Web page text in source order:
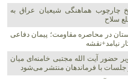
چارچوب هماهنگی شیعیان عراق به
سلاح
در محاصره مقاومت؛ پیمان دفاعی
نیامد+نقشه
حضور آیت الله مجتبی خامنه‌ای میان
جلسات با فرماندهان منتشر می‌شود